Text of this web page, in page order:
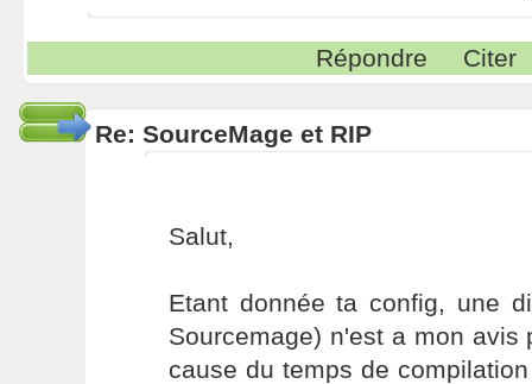
Répondre Citer
Re: SourceMage et RIP
Salut,
Etant donnée ta config, une
Sourcemage) n'est a mon avis
cause du temps de